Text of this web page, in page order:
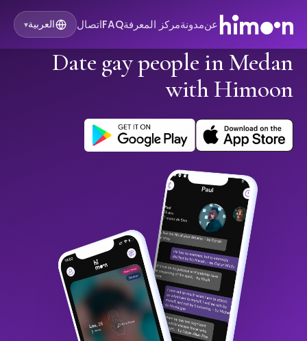
عنمدونةمركز المعرفةFAQاتصال العربية▾
Date gay people in Medan
with Himoon